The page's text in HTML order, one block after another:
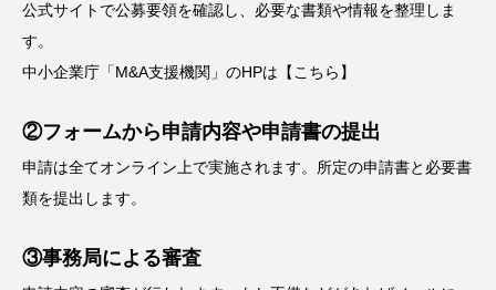
公式サイトで公募要領を確認し、必要な書類や情報を整理しま
す。
中小企業庁「M&A支援機関」のHPは 【こちら】
②フォームから申請内容や申請書の提出
申請は全てオンライン上で実施されます。所定の申請書と必要書
類を提出します。
③事務局による審査